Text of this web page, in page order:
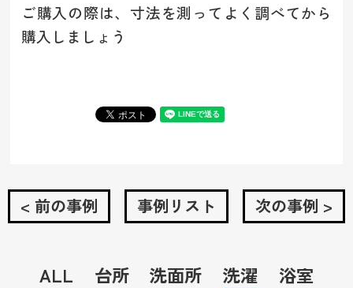
ご購入の際は、寸法を測ってよく調べてから
購入しましょう
< 前の事例 事例リスト 次の事例 >
ALL 台所 洗面所 洗濯
浴室